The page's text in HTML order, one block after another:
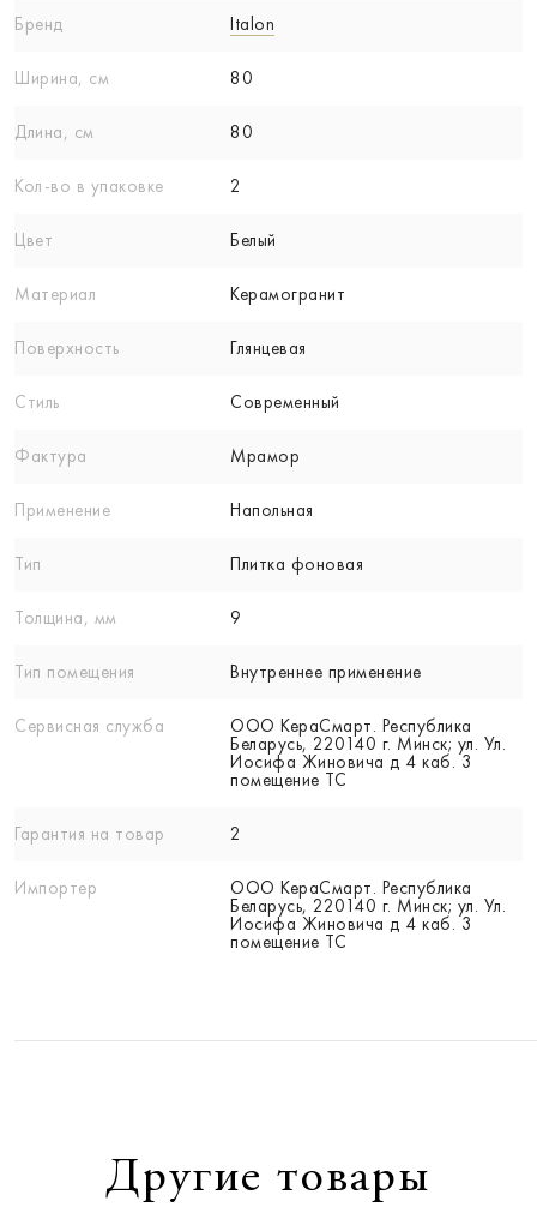
Бренд Italon
Ширина, см 80
Длина, см 80
Кол-вo в упаковке 2
Цвет Белый
Материал Керамогранит
Поверхность Глянцевая
Стиль Современный
Фактура Мрамор
Применение Напольная
Тип Плитка фоновая
Толщина, мм 9
Тип помещения Внутреннее применение
Сервисная служба
ООО КераСмарт. Республика
Беларусь, 220140 г. Минск; ул. Ул.
Иосифа Жиновича д 4 каб. 3
помещение ТС
Гарантия на товар 2
Импортер
ООО КераСмарт. Республика
Беларусь, 220140 г. Минск; ул. Ул.
Иосифа Жиновича д 4 каб. 3
помещение ТС
Другие товары